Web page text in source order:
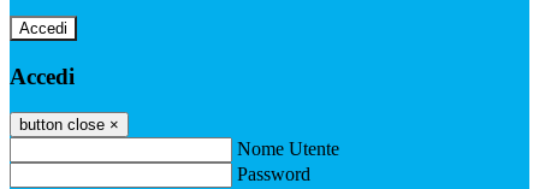
Accedi
Accedi
button close ×
Nome Utente
Password